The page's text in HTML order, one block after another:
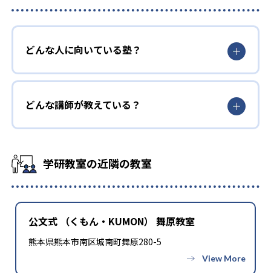
どんな人に向いている塾？
どんな講師が教えている？
学研教室の近隣の教室
公文式 （くもん・KUMON） 舞原教室
熊本県熊本市南区城南町舞原280-5